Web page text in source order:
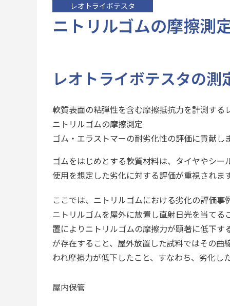
レオトライボテスタ
ニトリルゴムの摩擦測
レオトライボテスタの測
軟質表面の粘弾性を含む摩擦抵抗力を計測す
ニトリルゴムの摩擦測定
ゴム・エラストマーの耐劣化性の評価に貢献し
ゴムをはじめとする軟質材料は、タイヤやシ
使用を想定した劣化に対する評価が重視され
ここでは、ニトリルゴムにおける劣化の評価事
ニトリルゴムを屋外に放置し直射日光を当て
置によりニトリルゴムの摩擦力が顕著に低下
が存在すること、屋外放置した試料ではその
われ摩擦力が低下したこと、すなわち、劣化し
屋内保管